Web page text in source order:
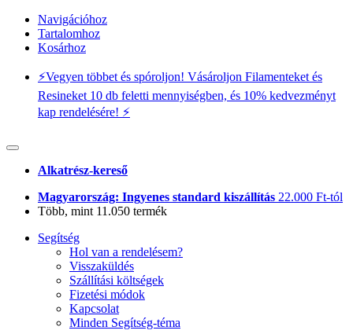
Navigációhoz
Tartalomhoz
Kosárhoz
⚡️Vegyen többet és spóroljon! Vásároljon Filamenteket és
Resineket 10 db feletti mennyiségben, és 10% kedvezményt
kap rendelésére! ⚡️
Alkatrész-kereső
Magyarország: Ingyenes standard kiszállítás 22.000 Ft-tól
Több, mint 11.050 termék
Segítség
Hol van a rendelésem?
Visszaküldés
Szállítási költségek
Fizetési módok
Kapcsolat
Minden Segítség-téma